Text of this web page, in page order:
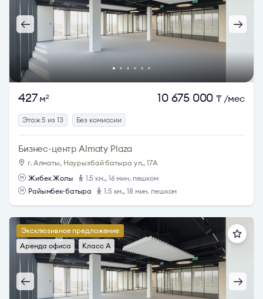
427м2 10 675 000 ₸ /мес
Этаж 5 из 13 Без комиссии
Бизнес-центр Almaty Plaza
г. Алматы, Наурызбай батыра ул., 17А
Жибек Жолы
1.5 км., 16 мин. пешком
Райымбек-батыра
1.5 км., 18 мин. пешком
Эксклюзивное предложение
Аренда офиса
Класс A